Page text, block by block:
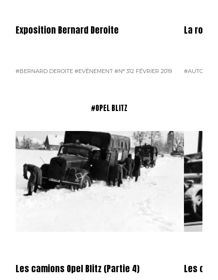
Exposition Bernard Deroite
#BERNARD DEROITE #EVÉNEMENT #N° 312 FÉVRIER 2019
La
#AUTOCARS
#OPEL BLITZ
Les camions Opel Blitz (Partie 4) Les